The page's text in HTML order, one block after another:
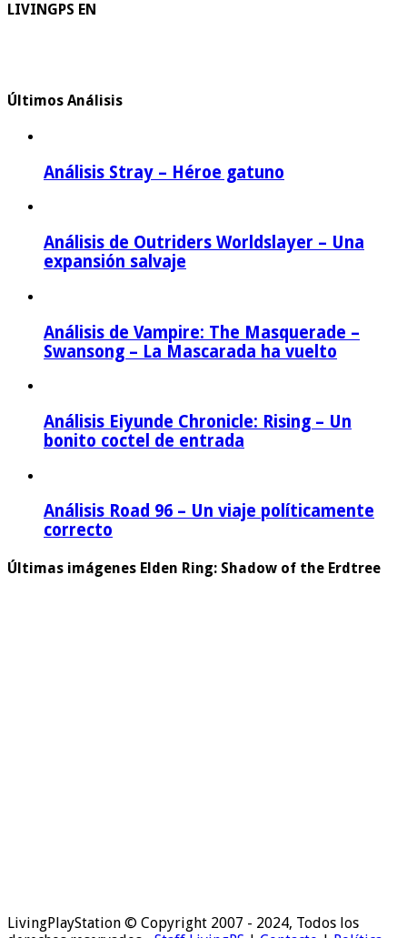
LIVINGPS EN
Últimos Análisis
Análisis Stray – Héroe gatuno
Análisis de Outriders Worldslayer – Una
expansión salvaje
Análisis de Vampire: The Masquerade –
Swansong – La Mascarada ha vuelto
Análisis Eiyunde Chronicle: Rising – Un
bonito coctel de entrada
Análisis Road 96 – Un viaje políticamente
correcto
Últimas imágenes Elden Ring: Shadow of the Erdtree
LivingPlayStation © Copyright 2007 - 2024, Todos los